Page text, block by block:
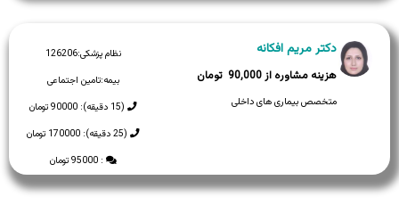
نظام پزشکی:126206
بیمه:تامین اجتماعی
(15 دقیقه): 90000 تومان
(25 دقیقه): 170000 تومان
: 95000 تومان
دکتر مریم افکانه
90,000
متخصص بیماری های داخلی